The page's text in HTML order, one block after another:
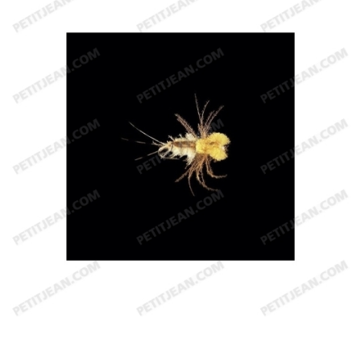
MAGIC tools
Outils de montage
Matériaux de montage
MAGIC Head-Weight
Accessoires de pêche